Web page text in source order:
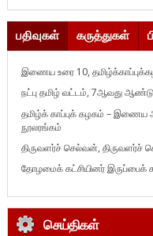
பதிவுகள் கருத்துகள்
இணைய உரை 10,
நட்பு தமிழ் வட்டம், 7ஆவது ஆண்டு
தமிழ்க் காப்புக் கழகம் –
நூலரங்கம்
திருவளர்ச் செல்வன், திருவளர்ச்
தோழமைக் கட்சியினர் இருப்பைக்
செய்திகள்